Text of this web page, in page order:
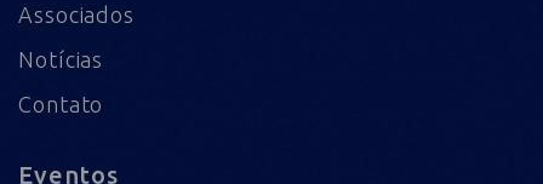
Associados
Notícias
Contato
Eventos